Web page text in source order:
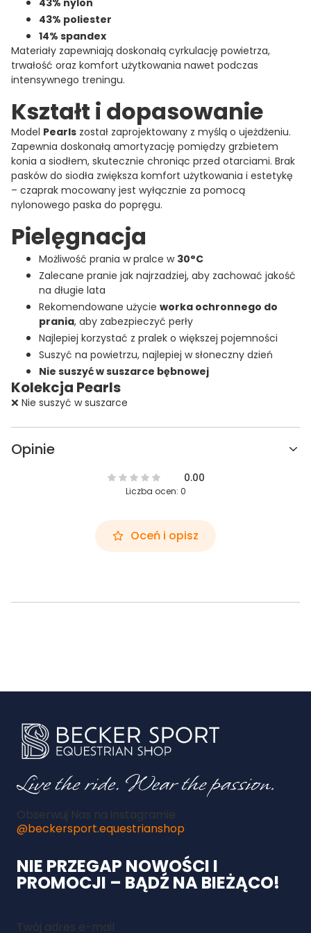
43% poliester
14% spandex
Materiały zapewniają doskonałą cyrkulację powietrza,
trwałość oraz komfort użytkowania nawet podczas
intensywnego treningu.
Kształt i dopasowanie
Model Pearls został zaprojektowany z myślą o ujeżdżeniu.
Zapewnia doskonałą amortyzację pomiędzy grzbietem
konia a siodłem, skutecznie chroniąc przed otarciami. Brak
pasków do siodła zwiększa komfort użytkowania i estetykę
– czaprak mocowany jest wyłącznie za pomocą
nylonowego paska do popręgu.
Pielęgnacja
Możliwość prania w pralce w 30°C
Zalecane pranie jak najrzadziej, aby zachować jakość
na długie lata
Rekomendowane użycie worka ochronnego do
prania, aby zabezpieczyć perły
Najlepiej korzystać z pralek o większej pojemności
Suszyć na powietrzu, najlepiej w słoneczny dzień
Nie suszyć w suszarce bębnowej
Kolekcja Pearls
❌ Nie suszyć w suszarce
Opinie
0.00
Liczba ocen: 0
Oceń i opisz
Obserwuj Nas na instagramie
@beckersport.equestrianshop
NIE PRZEGAP NOWOŚCI I
PROMOCJI – BĄDŹ NA BIEŻĄCO!
Twój adres e-mail